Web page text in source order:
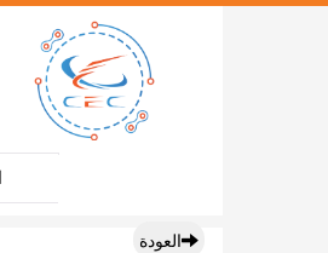
العودة